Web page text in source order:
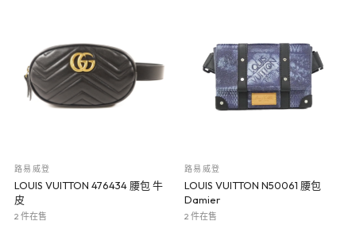
路易威登
LOUIS VUITTON 476434 腰包 牛
皮
2 件在售
路易威登
LOUIS VUITTON N50061 腰包
Damier
2 件在售